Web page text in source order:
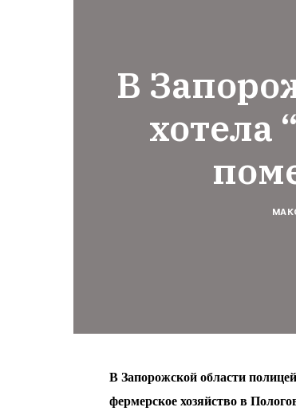
В
хотела
В Запорожской области
фермерское хозяйство в